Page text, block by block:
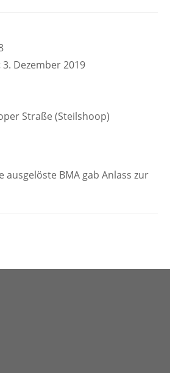
3. Dezember 2019
Straße (Steilshoop)
ausgelöste BMA gab Anlass zur